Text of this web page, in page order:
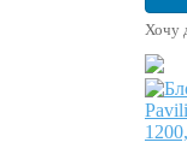
Хочу